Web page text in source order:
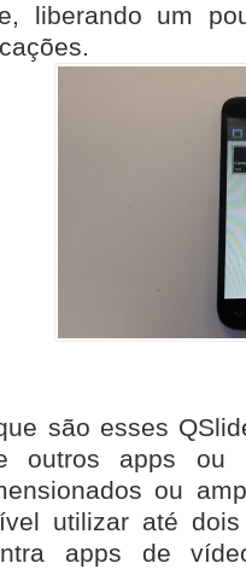
liberando um
são esses
outros apps ou
ou
utilizar até
apps de